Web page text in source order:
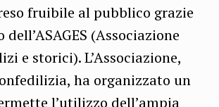
fruibile al pubblico grazie
(Associazione
e storici). L’Associazione,
ha organizzato un
l’utilizzo dell’ampia